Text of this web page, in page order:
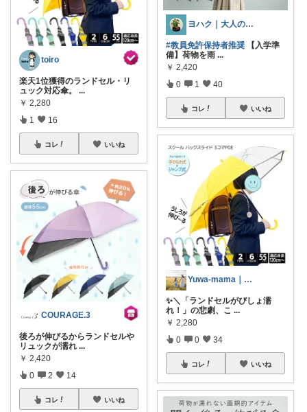
toiro
楽天1位獲得のランドセル・リ
ュック対応傘。
...
￥ 2,280
1 16
コレ いいね
COURAGE.3
後ろが伸びるからランドセルや
リュックが濡れ ...
￥ 2,420
0 2 14
コレ いいね
ヨハク｜大人の「失敗しない」新基準
#教員免許保持者推奨 【入学準
備】荷物を雨 ...
￥ 2,420
0 1 40
コレ いいね
Yuwa-mama｜家事を楽にする愛用品
✨＼「ランドセルがびしょ濡
れ！」の悲劇、こ ...
￥ 2,280
0 0 34
コレ いいね